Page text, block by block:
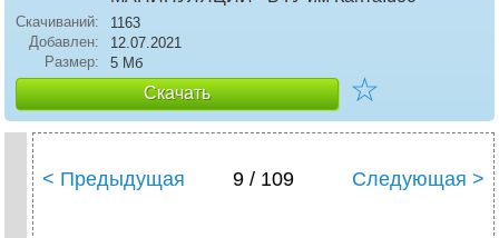
Скачиваний:
1163
Добавлен:
12.07.2021
Размер:
5 Мб
Скачать ☆
< Предыдущая 9 / 109 Следующая >